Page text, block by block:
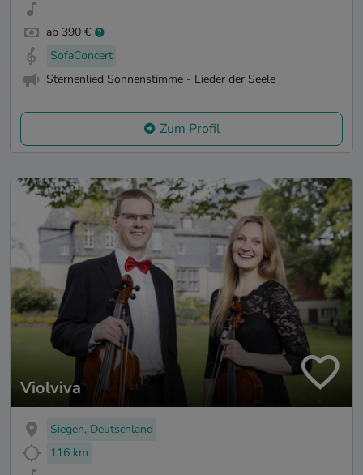
ab 390 €
SofaConcert
Sternenlied Sonnenstimme - Lieder der Seele
Zum Profil
Violviva
Siegen, Deutschland
116 km